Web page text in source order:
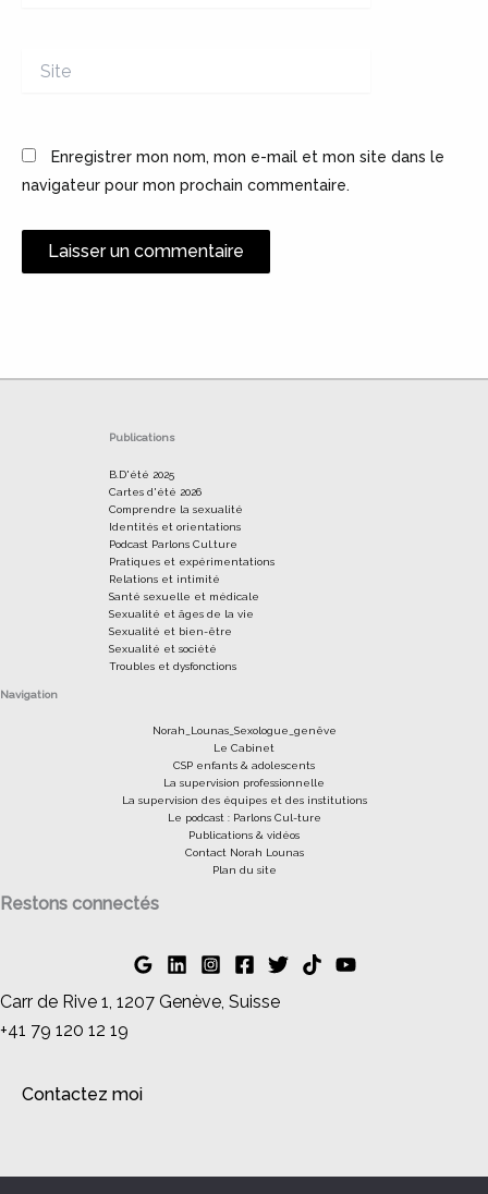
Enregistrer mon nom, mon e-mail et mon site dans le
navigateur pour mon prochain commentaire.
Publications
B.D'été 2025
Cartes d'été 2026
Comprendre la sexualité
Identités et orientations
Podcast Parlons Cul.ture
Pratiques et expérimentations
Relations et intimité
Santé sexuelle et médicale
Sexualité et âges de la vie
Sexualité et bien-être
Sexualité et société
Troubles et dysfonctions
Navigation
Norah_Lounas_Sexologue_genêve
Le Cabinet
CSP enfants & adolescents
La supervision professionnelle
La supervision des équipes et des institutions
Le podcast : Parlons Cul-ture
Publications & vidéos
Contact Norah Lounas
Plan du site
Restons connectés
Carr de Rive 1, 1207 Genève, Suisse
+41 79 120 12 19
Contactez moi